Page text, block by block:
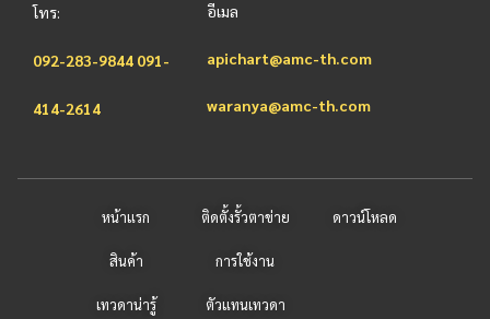
โทร:
092-283-9844 091-
414-2614
อีเมล
apichart@amc-th.com
waranya@amc-th.com
หน้าแรก
สินค้า
เทวดาน่ารู้
ติดตั้งรั้วตาข่าย
การใช้งาน
ตัวแทนเทวดา
ดาวน์โหลด